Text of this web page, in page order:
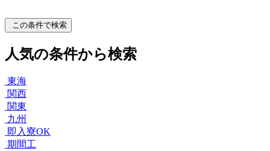
この条件で検索
人気の条件から検索
東海
関西
関東
九州
即入寮OK
期間工